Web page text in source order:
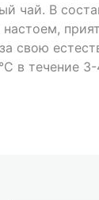
чай. В
свою
в течение